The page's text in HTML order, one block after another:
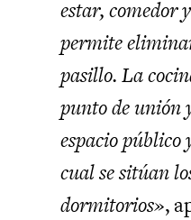
estar, comedor
permite
pasillo. La
punto de unión
espacio público
cual se sitúan
dormitorios»,